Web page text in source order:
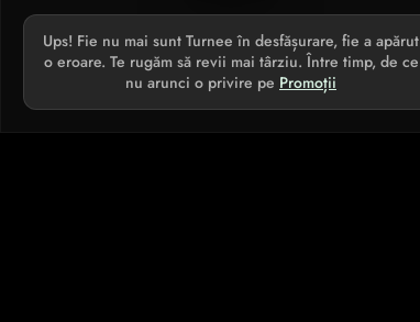
Ups! Fie nu mai sunt Turnee în desfășurare, fie a apărut
o eroare. Te rugăm să revii mai târziu. Între timp, de ce
nu arunci o privire pe Promoții